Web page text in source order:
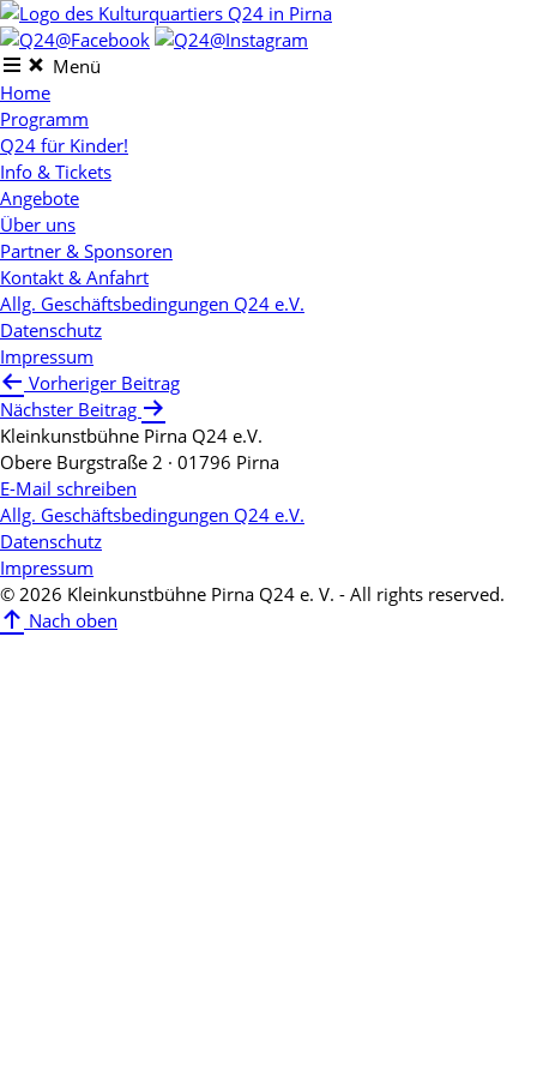
Skip
to
contentMenü
Home
Programm
Q24 für Kinder!
Info & Tickets
Angebote
Über uns
Partner & Sponsoren
Kontakt & Anfahrt
Allg. Geschäftsbedingungen Q24 e.V.
Datenschutz
Impressum
Beitragsnavigation
Vorheriger Beitrag
Nächster Beitrag
Kleinkunstbühne Pirna Q24 e.V.
Obere Burgstraße 2 · 01796 Pirna
E-Mail schreiben
Allg. Geschäftsbedingungen Q24 e.V.
Datenschutz
Impressum
© 2026 Kleinkunstbühne Pirna Q24 e. V. - All rights reserved.
Nach oben